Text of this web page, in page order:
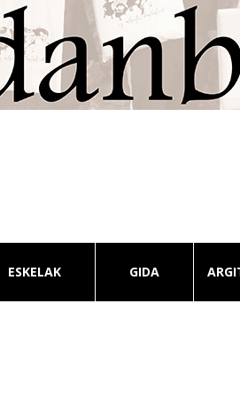
ESKELAK GIDA